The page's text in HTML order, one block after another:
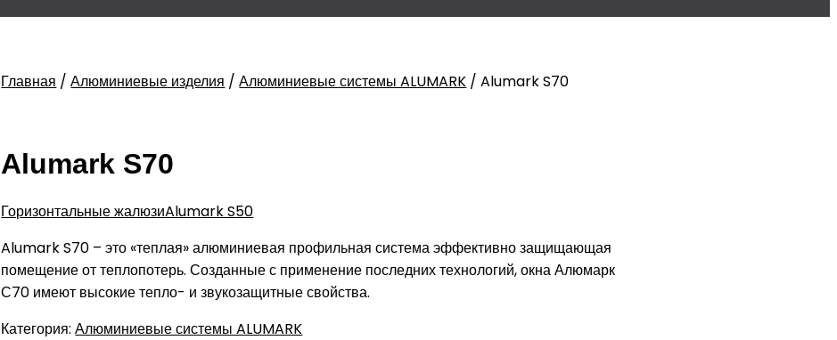
Главная /Алюминиевые изделия /Алюминиевые системы ALUMARK /Alumark S70
Alumark S70
Горизонтальные жалюзиAlumark S50
Alumark S70 – это «теплая» алюминиевая профильная система эффективно защищающая
помещение от теплопотерь. Созданные с применение последних технологий, окна Алюмарк
С70 имеют высокие тепло- и звукозащитные свойства.
Категория:Алюминиевые системы ALUMARK